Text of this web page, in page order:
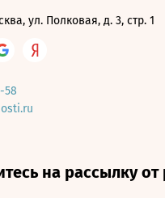
ул. Полковая, д. 3, стр. 1
58